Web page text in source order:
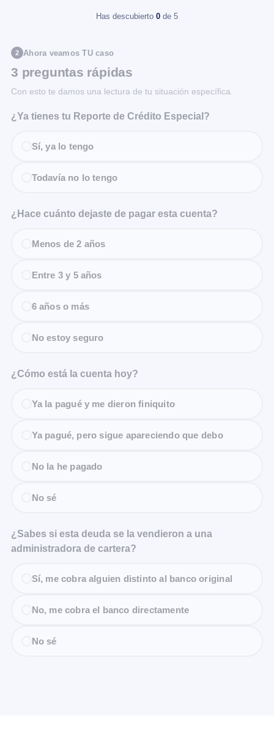
Has descubierto 0 de 5
2 Ahora veamos TU caso
3 preguntas rápidas
Con esto te damos una lectura de tu situación específica.
¿Ya tienes tu Reporte de Crédito Especial?
Sí, ya lo tengo
Todavía no lo tengo
¿Hace cuánto dejaste de pagar esta cuenta?
Menos de 2 años
Entre 3 y 5 años
6 años o más
No estoy seguro
¿Cómo está la cuenta hoy?
Ya la pagué y me dieron finiquito
Ya pagué, pero sigue apareciendo que debo
No la he pagado
No sé
¿Sabes si esta deuda se la vendieron a una
administradora de cartera?
Sí, me cobra alguien distinto al banco original
No, me cobra el banco directamente
No sé